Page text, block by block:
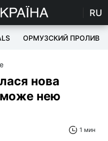
RU
ОРМУЗСКИЙ ПРОЛИВ
нова
може нею
1 мин